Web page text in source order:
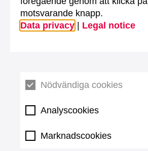
motsvarande knapp.
Data privacy
Legal notice
Nödvändiga cookies
Analyscookies
Marknadscookies